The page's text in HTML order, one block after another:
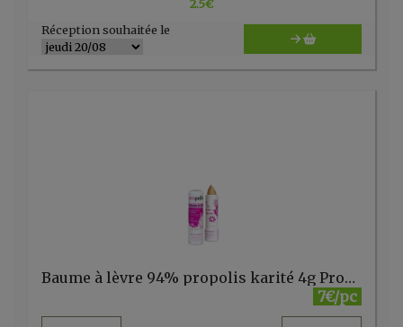
2.5€
Réception souhaitée le
Baume à lèvre 94% propolis karité 4g Propolia
7€/pc